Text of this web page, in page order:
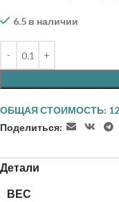
6.5 в наличии
ОБЩАЯ СТОИМОСТЬ:
Поделиться:
Детали
ВЕС